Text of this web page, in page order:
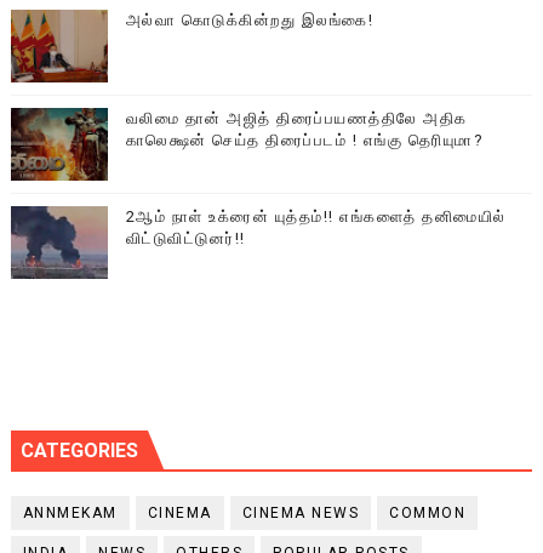
அல்வா கொடுக்கின்றது இலங்கை!
வலிமை தான் அஜித் திரைப்பயணத்திலே அதிக
காலெக்ஷன் செய்த திரைப்படம் ! எங்கு தெரியுமா?
2ஆம் நாள் உக்ரைன் யுத்தம்!! எங்களைத் தனிமையில்
விட்டுவிட்டுனர்!!
CATEGORIES
ANNMEKAM CINEMA CINEMA NEWS COMMON